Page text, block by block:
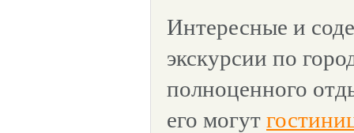
Интересные и
экскурсии по
полноценного
его могут